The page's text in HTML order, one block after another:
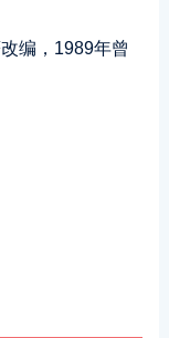
，1989年曾